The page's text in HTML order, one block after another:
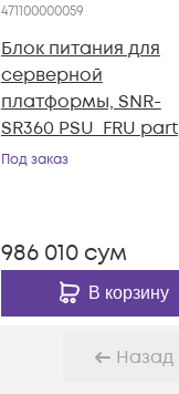
471100000059
Блок питания для
серверной
платформы, SNR-
SR360 PSU_FRU part
Под заказ
986 010сум
В корзину
Назад